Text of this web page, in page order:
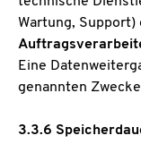
Wartung, Support)
Eine
genannten
3.3.6